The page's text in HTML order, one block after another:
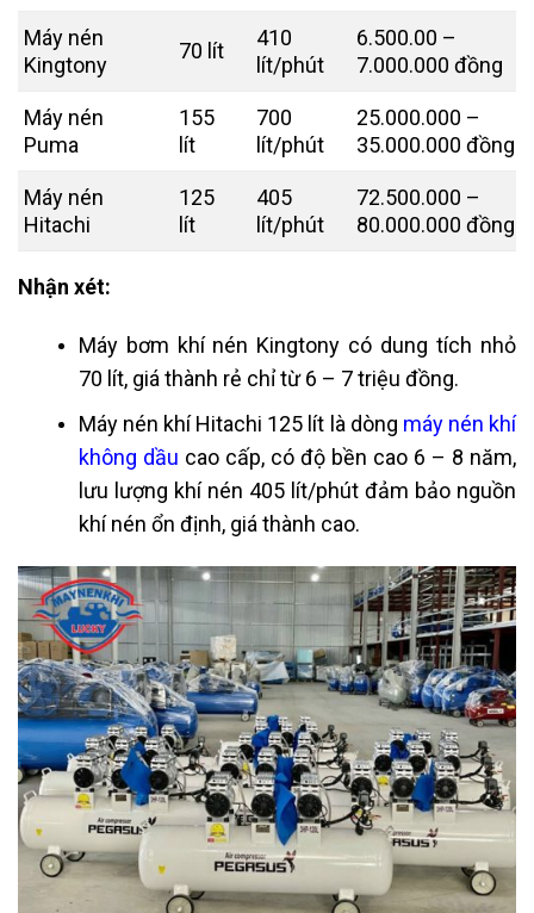
Máy nén
Kingtony
70 lít
410
lít/phút
6.500.00 –
7.000.000 đồng
Máy nén
Puma
155
lít
700
lít/phút
25.000.000 –
35.000.000 đồng
Máy nén
Hitachi
125
lít
405
lít/phút
72.500.000 –
80.000.000 đồng
Nhận xét:
Máy bơm khí nén Kingtony có dung tích nhỏ
70 lít, giá thành rẻ chỉ từ 6 – 7 triệu đồng.
Máy nén khí Hitachi 125 lít là dòng máy nén khí
không dầu cao cấp, có độ bền cao 6 – 8 năm,
lưu lượng khí nén 405 lít/phút đảm bảo nguồn
khí nén ổn định, giá thành cao.